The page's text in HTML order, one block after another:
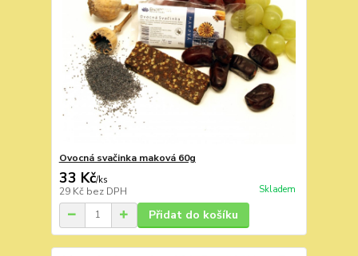
Ovocná svačinka maková 60g
33 Kč/ks
29 Kč bez DPH Skladem
Přidat do košíku